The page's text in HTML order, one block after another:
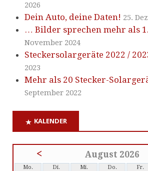
2026
Dein Auto, deine Daten! 25.
… Bilder sprechen mehr als
November 2024
Steckersolargeräte 2022 /
2023
Mehr als 20 Stecker-
September 2022
KALENDER
< August 2026
Mo. Di. Mi. Do. Fr.